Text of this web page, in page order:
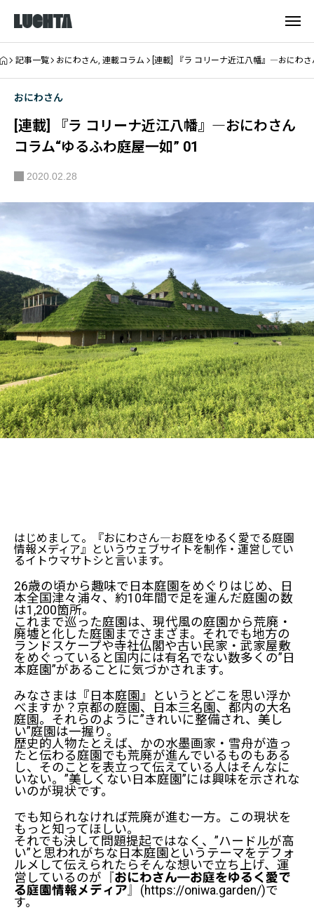
記事一覧 おにわさん,連載コラム [連載] 『ラ コリーナ近江八幡』―おにわ
おにわさん
[連載] 『ラ コリーナ近江八幡』―おにわさん
コラム“ゆるふわ庭屋一如” 01
2020.02.28
はじめまして。『おにわさん―お庭をゆるく愛でる庭園
情報メディア』というウェブサイトを制作・運営してい
るイトウマサトシと言います。
26歳の頃から趣味で日本庭園をめぐりはじめ、日
本全国津々浦々、約10年間で足を運んだ庭園の数
は1,200箇所。
これまで巡った庭園は、現代風の庭園から荒廃・
廃墟と化した庭園までさまざま。それでも地方の
ランドスケープや寺社仏閣や古い民家・武家屋敷
をめぐっていると国内には有名でない数多くの”日
本庭園”があることに気づかされます。
みなさまは『日本庭園』というとどこを思い浮か
べますか？京都の庭園、日本三名園、都内の大名
庭園。それらのように”きれいに整備され、美し
い”庭園は一握り。
歴史的人物――たとえば、かの水墨画家・雪舟が造っ
たと伝わる庭園でも荒廃が進んでいるものもある
し、そのことを表立って伝えている人はそんなに
いない。”美しくない日本庭園”には興味を示されな
いのが現状です。
でも知られなければ荒廃が進む一方。この現状を
もっと知ってほしい。
それでも決して問題提起ではなく、”ハードルが高
い”と思われがちな日本庭園というテーマをデフォ
ルメして伝えられたら――そんな想いで立ち上げ、運
営しているのが 『おにわさん―お庭をゆるく愛で
る庭園情報メディア』 (https://oniwa.garden/)で
す。